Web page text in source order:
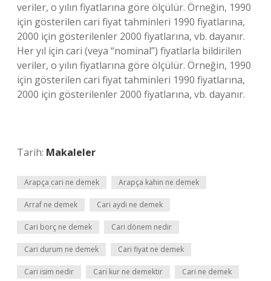
veriler, o yılın fiyatlarına göre ölçülür. Örneğin, 1990
için gösterilen cari fiyat tahminleri 1990 fiyatlarına,
2000 için gösterilenler 2000 fiyatlarına, vb. dayanır.
Her yıl için cari (veya “nominal”) fiyatlarla bildirilen
veriler, o yılın fiyatlarına göre ölçülür. Örneğin, 1990
için gösterilen cari fiyat tahminleri 1990 fiyatlarına,
2000 için gösterilenler 2000 fiyatlarına, vb. dayanır.
Tarih: Makaleler
Arapça cari ne demek Arapça kahin ne demek
Arraf ne demek Cari aydi ne demek
Cari borç ne demek Cari dönem nedir
Cari durum ne demek Cari fiyat ne demek
Cari isim nedir Cari kur ne demektir Cari ne demek